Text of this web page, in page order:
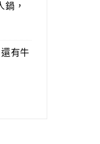
鍋，
有牛